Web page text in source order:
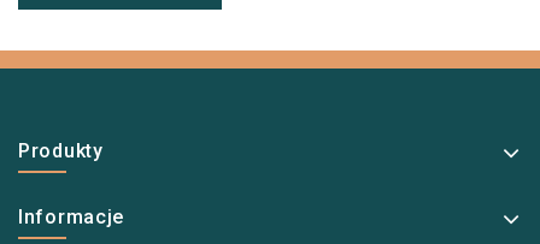
Produkty
Informacje